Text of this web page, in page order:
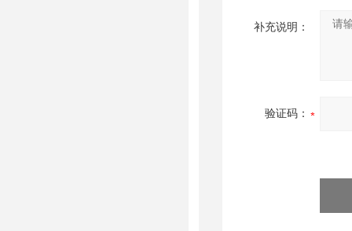
补充说明：
验证码：